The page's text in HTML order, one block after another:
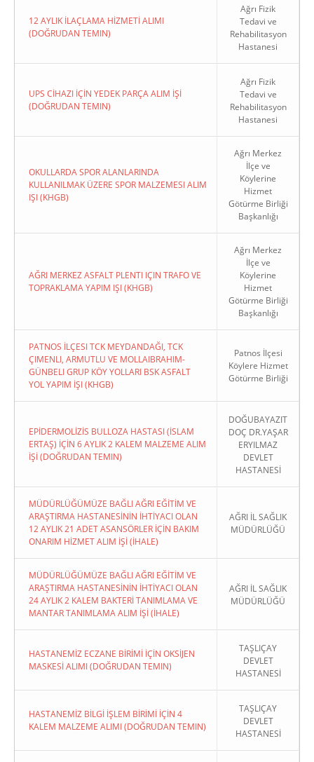
12 AYLIK İLAÇLAMA HİZMETİ ALIMI
(DOĞRUDAN TEMIN)
Ağrı Fizik
Tedavi ve
Rehabilitasyon
Hastanesi
UPS CİHAZI İÇİN YEDEK PARÇA ALIM İŞİ
(DOĞRUDAN TEMIN)
Ağrı Fizik
Tedavi ve
Rehabilitasyon
Hastanesi
OKULLARDA SPOR ALANLARINDA
KULLANILMAK ÜZERE SPOR MALZEMESI ALIM
IŞI (KHGB)
Ağrı Merkez
İlçe ve
Köylerine
Hizmet
Götürme Birliği
Başkanlığı
AĞRI MERKEZ ASFALT PLENTI IÇIN TRAFO VE
TOPRAKLAMA YAPIM IŞI (KHGB)
Ağrı Merkez
İlçe ve
Köylerine
Hizmet
Götürme Birliği
Başkanlığı
PATNOS İLÇESI TCK MEYDANDAĞI, TCK
ÇIMENLI, ARMUTLU VE MOLLAIBRAHIM-
GÜNBELI GRUP KÖY YOLLARI BSK ASFALT
YOL YAPIM İŞI (KHGB)
Patnos İlçesi
Köylere Hizmet
Götürme Birliği
EPİDERMOLİZİS BULLOZA HASTASI (İSLAM
ERTAŞ) İÇİN 6 AYLIK 2 KALEM MALZEME ALIM
İŞİ (DOĞRUDAN TEMIN)
DOĞUBAYAZIT
DOÇ DR.YAŞAR
ERYILMAZ
DEVLET
HASTANESİ
MÜDÜRLÜĞÜMÜZE BAĞLI AĞRI EĞİTİM VE
ARAŞTIRMA HASTANESİNİN İHTİYACI OLAN
12 AYLIK 21 ADET ASANSÖRLER İÇİN BAKIM
ONARIM HİZMET ALIM İŞİ (İHALE)
AĞRI İL SAĞLIK
MÜDÜRLÜĞÜ
MÜDÜRLÜĞÜMÜZE BAĞLI AĞRI EĞİTİM VE
ARAŞTIRMA HASTANESİNİN İHTİYACI OLAN
24 AYLIK 2 KALEM BAKTERİ TANIMLAMA VE
MANTAR TANIMLAMA ALIM İŞİ (İHALE)
AĞRI İL SAĞLIK
MÜDÜRLÜĞÜ
HASTANEMİZ ECZANE BİRİMİ İÇİN OKSİJEN
MASKESİ ALIMI (DOĞRUDAN TEMIN)
TAŞLIÇAY
DEVLET
HASTANESİ
HASTANEMİZ BİLGİ İŞLEM BİRİMİ İÇİN 4
KALEM MALZEME ALIMI (DOĞRUDAN TEMIN)
TAŞLIÇAY
DEVLET
HASTANESİ